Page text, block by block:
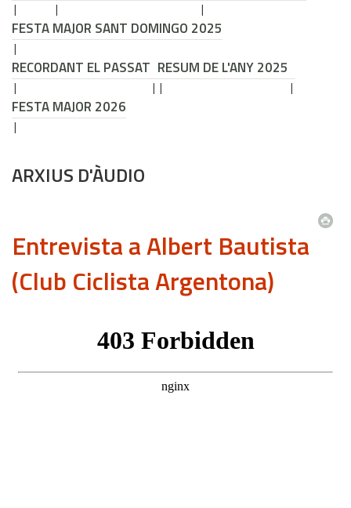
FESTA MAJOR SANT DOMINGO 2025
RECORDANT EL PASSAT RESUM DE L'ANY 2025
FESTA MAJOR 2026
ARXIUS D'ÀUDIO
Entrevista a Albert Bautista
(Club Ciclista Argentona)